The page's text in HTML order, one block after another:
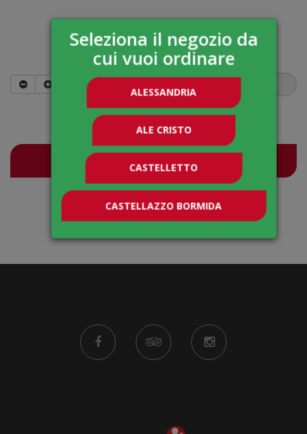
Quantità
4,00
Seleziona il negozio da
cui vuoi ordinare
ALESSANDRIA
ALE CRISTO
CASTELLETTO
CASTELLAZZO BORMIDA